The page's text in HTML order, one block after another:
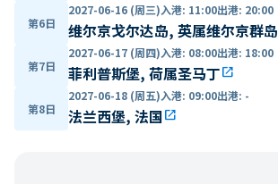
第6日
2027-06-16 (周三)入港: 11:00出港: 20:00
维尔京戈尔达岛, 英属维尔京群岛
第7日
2027-06-17 (周四)入港: 08:00出港: 18:00
菲利普斯堡, 荷属圣马丁open_in_new
第8日
2027-06-18 (周五)入港: 09:00出港: -
法兰西堡, 法国open_in_new